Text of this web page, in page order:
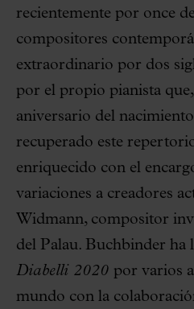
recientemente por once
compositores
extraordinario por dos
por el propio pianista
aniversario del
recuperado este
enriquecido con el
variaciones a creadores
Widmann, compositor
del Palau. Buchbinder ha
Diabelli 2020 por varios
mundo con la